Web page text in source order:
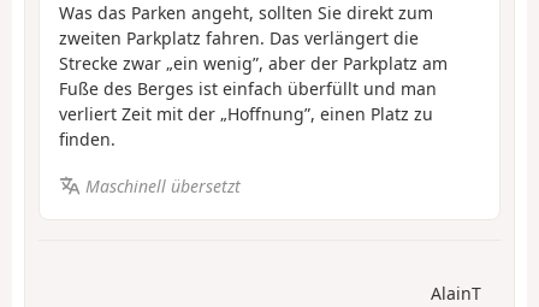
Was das Parken angeht, sollten Sie direkt zum
zweiten Parkplatz fahren. Das verlängert die
Strecke zwar „ein wenig”, aber der Parkplatz am
Fuße des Berges ist einfach überfüllt und man
verliert Zeit mit der „Hoffnung”, einen Platz zu
finden.
Maschinell übersetzt
AlainT